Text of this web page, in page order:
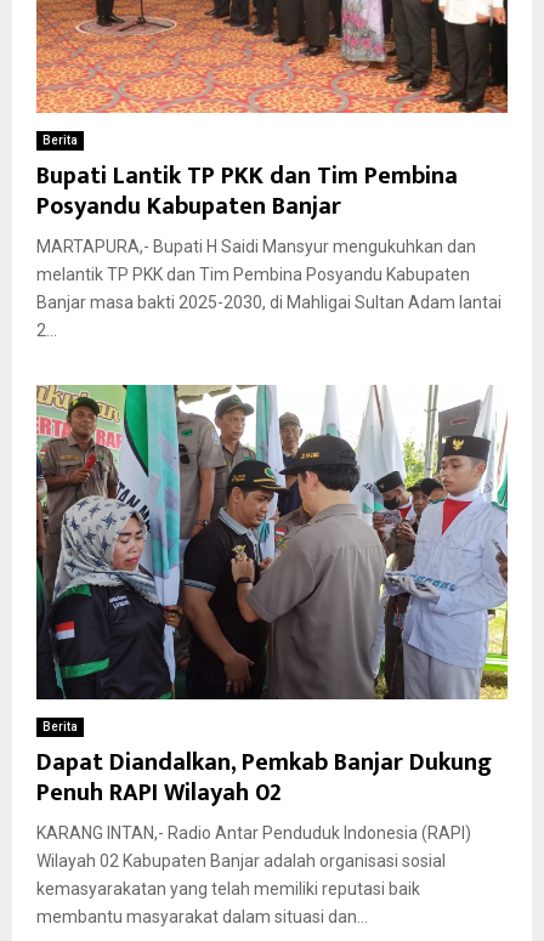
Berita
Bupati Lantik TP PKK dan Tim Pembina
Posyandu Kabupaten Banjar
MARTAPURA,- Bupati H Saidi Mansyur mengukuhkan dan
melantik TP PKK dan Tim Pembina Posyandu Kabupaten
Banjar masa bakti 2025-2030, di Mahligai Sultan Adam lantai
2...
Berita
Dapat Diandalkan, Pemkab Banjar Dukung
Penuh RAPI Wilayah 02
KARANG INTAN,- Radio Antar Penduduk Indonesia (RAPI)
Wilayah 02 Kabupaten Banjar adalah organisasi sosial
kemasyarakatan yang telah memiliki reputasi baik
membantu masyarakat dalam situasi dan...